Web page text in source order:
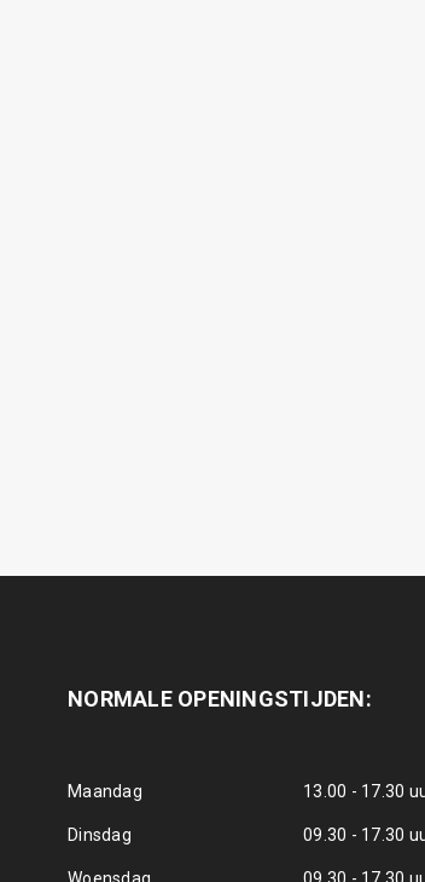
NORMALE OPENINGSTIJDEN:
Maandag 13.00 - 17.30
Dinsdag 09.30 - 17.30